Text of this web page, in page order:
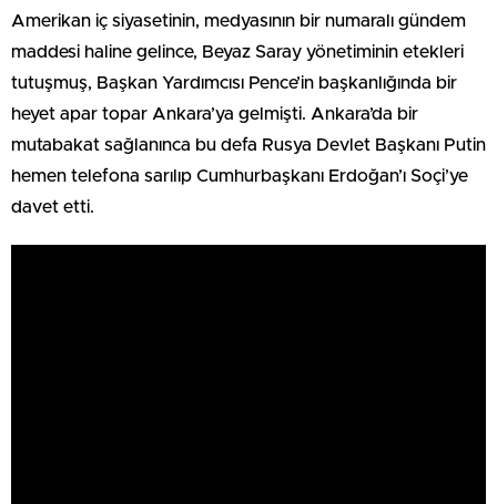
Amerikan iç siyasetinin, medyasının bir numaralı gündem
maddesi haline gelince, Beyaz Saray yönetiminin etekleri
tutuşmuş, Başkan Yardımcısı Pence’in başkanlığında bir
heyet apar topar Ankara’ya gelmişti. Ankara’da bir
mutabakat sağlanınca bu defa Rusya Devlet Başkanı Putin
hemen telefona sarılıp Cumhurbaşkanı Erdoğan’ı Soçi’ye
davet etti.